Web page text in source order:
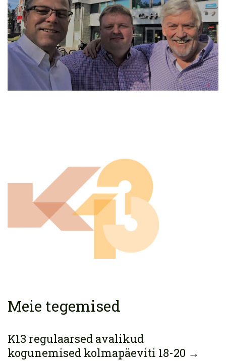
Meie tegemised
K13 regulaarsed avalikud
kogunemised kolmapäeviti 18-20 →